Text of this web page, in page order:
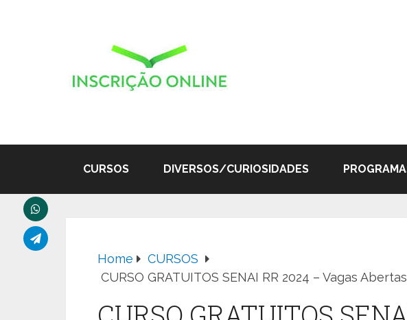
CURSOS DIVERSOS/CURIOSIDADES
Home
CURSOS
CURSO GRATUITOS SENAI RR 2024 – Vagas